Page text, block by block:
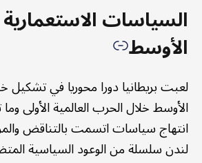
السياسات
الأوسط
لعبت بريطانيا دورا محوريا في تشكيل
الأوسط خلال الحرب العالمية الأولى
انتهاج سياسات اتسمت بالتناقض
لندن سلسلة من الوعود السياسية